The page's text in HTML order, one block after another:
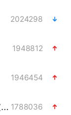
2024298
1948812
1946454
武汉3名城管协管员殴打摊主被刑拘 1788036